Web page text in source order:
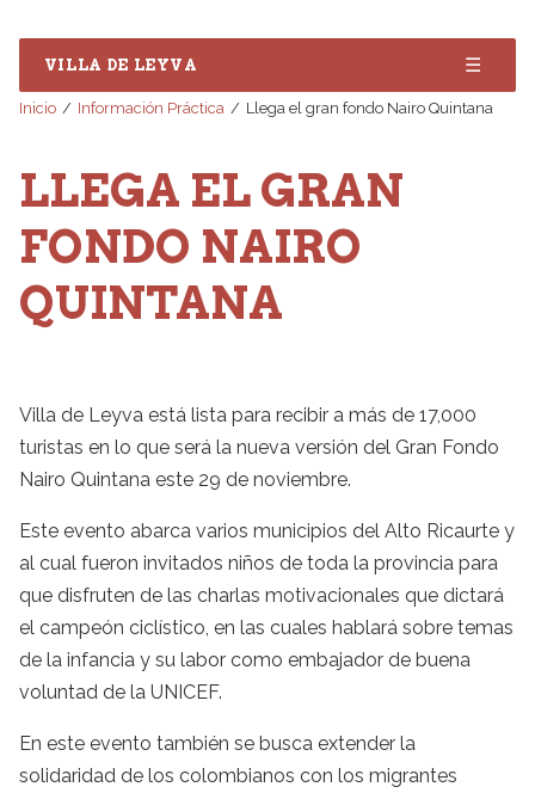
VILLA DE LEYVA ☰
Inicio Información Práctica Llega el gran fondo Nairo Quintana
LLEGA EL GRAN
FONDO NAIRO
QUINTANA
Villa de Leyva está lista para recibir a más de 17,000
turistas en lo que será la nueva versión del Gran Fondo
Nairo Quintana este 29 de noviembre.
Este evento abarca varios municipios del Alto Ricaurte y
al cual fueron invitados niños de toda la provincia para
que disfruten de las charlas motivacionales que dictará
el campeón ciclístico, en las cuales hablará sobre temas
de la infancia y su labor como embajador de buena
voluntad de la UNICEF.
En este evento también se busca extender la
solidaridad de los colombianos con los migrantes